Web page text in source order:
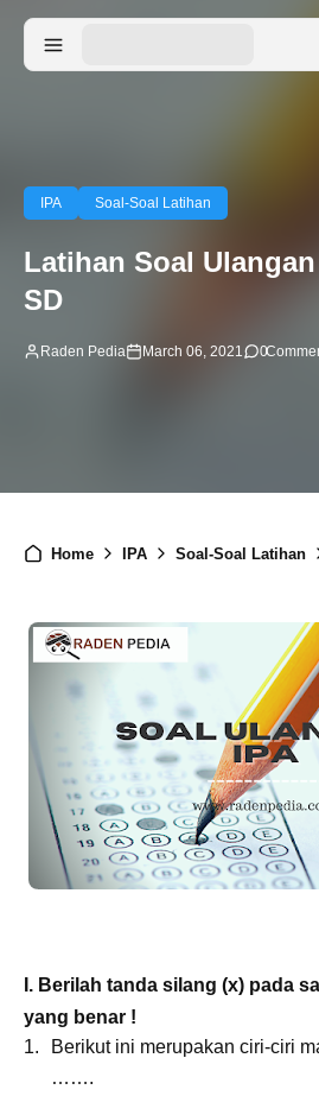
IPA Soal-Soal Latihan
Latihan Soal
SD
Raden Pedia March 06, 2021 0
Home IPA Soal-Soal Latihan
I. Berilah tanda silang (x) pada
yang benar !
Berikut ini merupakan ciri-ciri
…….